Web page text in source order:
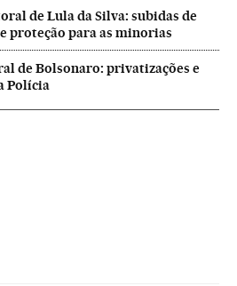
de Lula da Silva: subidas de
proteção para as minorias
de Bolsonaro: privatizações e
Polícia